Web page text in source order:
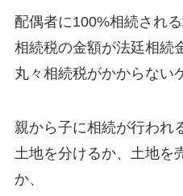
配偶者に100%相続される
相続税の金額が法廷相続
丸々相続税がかからない
親から子に相続が行われ
土地を分けるか、土地を
か、